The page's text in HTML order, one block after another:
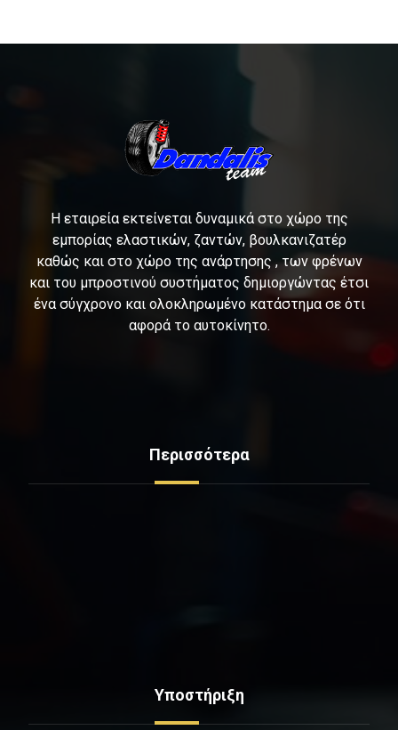
Η εταιρεία εκτείνεται δυναμικά στο χώρο της
εμπορίας ελαστικών, ζαντών, βουλκανιζατέρ
καθώς και στο χώρο της ανάρτησης , των φρένων
και του μπροστινού συστήματος δημιοργώντας έτσι
ένα σύγχρονο και ολοκληρωμένο κατάστημα σε ότι
αφορά το αυτοκίνητο.
Περισσότερα
Υποστήριξη